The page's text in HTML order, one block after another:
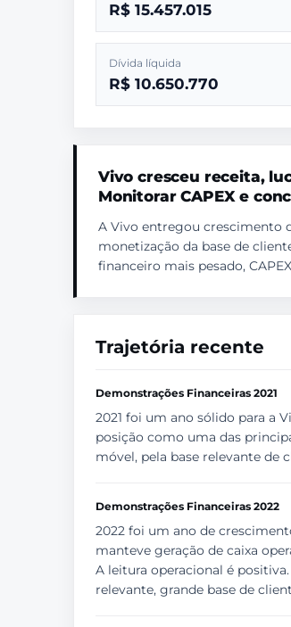
R$ 15.457.015
Dívida líquida
R$ 10.650.770
Vivo cresceu receita,
Monitorar CAPEX e
A Vivo entregou crescimento
monetização da base de
financeiro mais pesado,
Trajetória recente
Demonstrações Financeiras 2021
2021 foi um ano sólido para a
posição como uma das
móvel, pela base relevante de
Demonstrações Financeiras 2022
2022 foi um ano de
manteve geração de caixa
A leitura operacional é
relevante, grande base de